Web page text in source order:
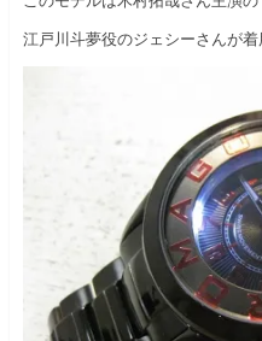
江戸川斗夢役のジェシーさんが